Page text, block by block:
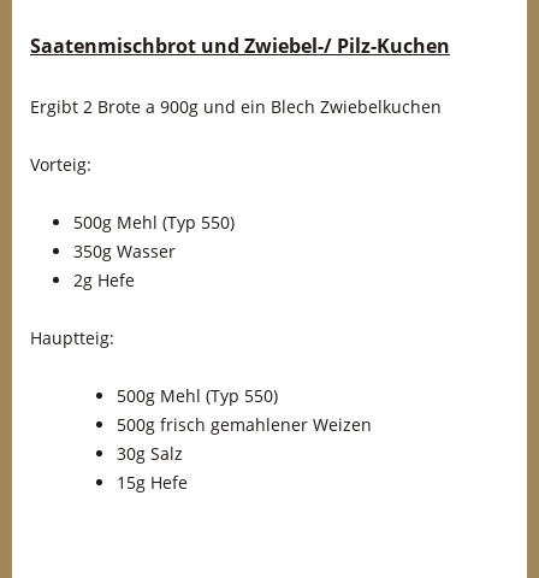
Saatenmischbrot und Zwiebel-/ Pilz-Kuchen
Ergibt 2 Brote a 900g und ein Blech Zwiebelkuchen
Vorteig:
500g Mehl (Typ 550)
350g Wasser
2g Hefe
Hauptteig:
500g Mehl (Typ 550)
500g frisch gemahlener Weizen
30g Salz
15g Hefe